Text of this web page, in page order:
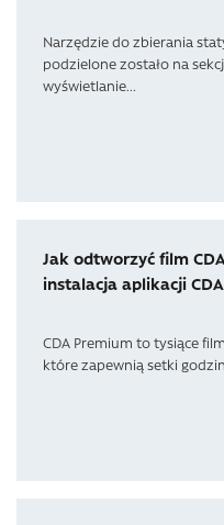
Narzędzie do zbierania
podzielone zostało na
wyświetlanie...
Jak odtworzyć film
instalacja aplikacji
CDA Premium to tysiące
które zapewnią setki